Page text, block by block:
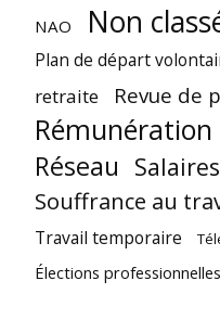
NAO Non
Plan de départ
retraite Revue de
Rémunération
Réseau Salaires
Souffrance au
Travail temporaire
Élections professionnelles